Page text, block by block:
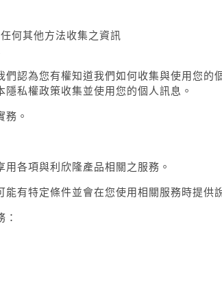
何其他方法收集之資訊
認為您有權知道我們如何收集與使用您
私權政策收集並使用您的個人訊息。
務。
各項與利欣隆產品相關之服務。
有特定條件並會在您使用相關服務時提供